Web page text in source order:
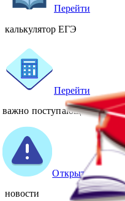
Перейти
калькулятор ЕГЭ
Перейти
важно поступающему
Открыто
новости